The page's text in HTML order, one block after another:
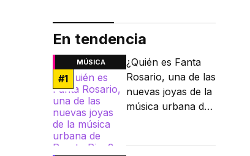
En tendencia
MÚSICA
#1
¿Quién es Fanta
Rosario, una de las
nuevas joyas de la
música urbana de